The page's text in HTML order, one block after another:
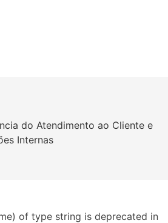
do Atendimento ao Cliente e
Internas
of type string is deprecated in